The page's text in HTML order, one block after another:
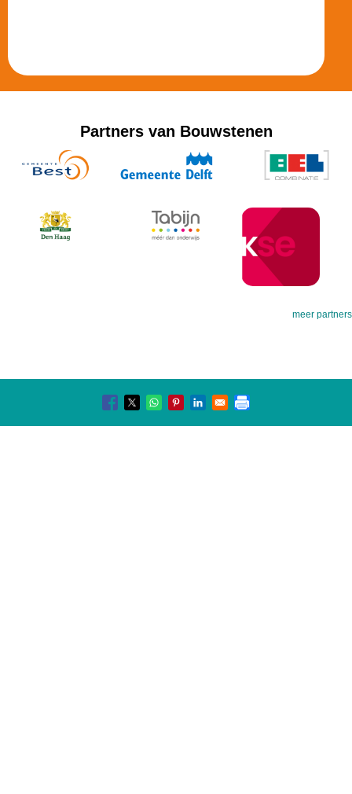
Partners van Bouwstenen
meer partners